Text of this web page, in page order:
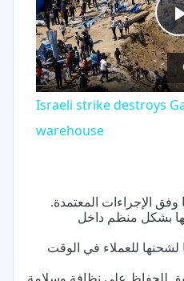
Play
Video
Israeli strike destroys
warehouse
وفق الإجراءات المعتمدة.
بشكل منظم داخل
لشحنها للعملاء في الوقت